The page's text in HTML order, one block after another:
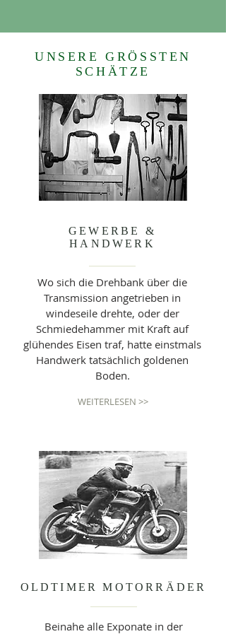
UNSERE GRÖSSTEN
SCHÄTZE
GEWERBE &
HANDWERK
Wo sich die Drehbank über die
Transmission angetrieben in
windeseile drehte, oder der
Schmiedehammer mit Kraft auf
glühendes Eisen traf, hatte einstmals
Handwerk tatsächlich goldenen
Boden.
WEITERLESEN >>
OLDTIMER MOTORRÄDER
Beinahe alle Exponate in der